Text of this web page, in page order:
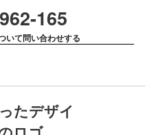
165
いて問い合わせする
たデザイ